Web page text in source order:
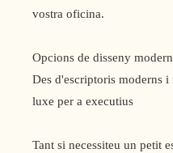
vostra oficina.
Opcions de disseny
Des d'escriptoris moderns
luxe per a executius
Tant si necessiteu un petit